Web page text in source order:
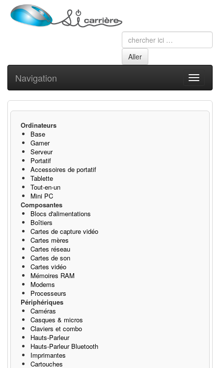
Toggle
Navigation
Ordinateurs
Base
Gamer
Serveur
Portatif
Accessoires de portatif
Tablette
Tout-en-un
Mini PC
Composantes
Blocs d'alimentations
Boîtiers
Cartes de capture vidéo
Cartes mères
Cartes réseau
Cartes de son
Cartes vidéo
Mémoires RAM
Modems
Processeurs
Périphériques
Caméras
Casques & micros
Claviers et combo
Hauts-Parleur
Hauts-Parleur Bluetooth
Imprimantes
Cartouches